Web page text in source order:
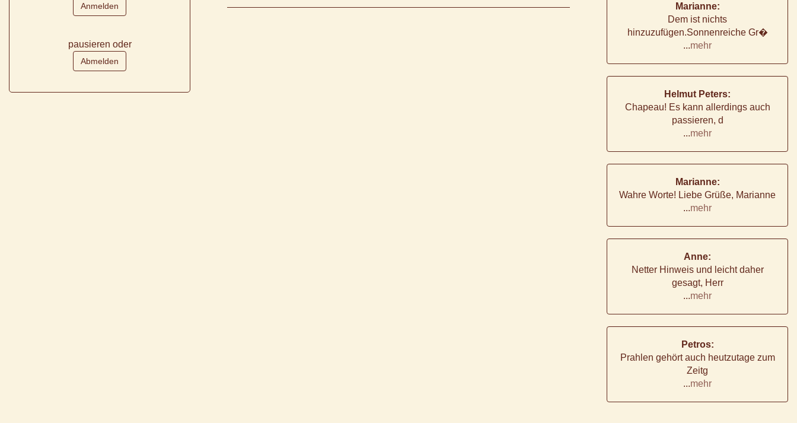
pausieren oder
Marianne:
Dem ist nichts
hinzuzufügen.Sonnenreiche Gr�
...mehr
Helmut Peters:
Chapeau! Es kann allerdings auch
passieren, d
...mehr
Marianne:
Wahre Worte! Liebe Grüße, Marianne
...mehr
Anne:
Netter Hinweis und leicht daher
gesagt, Herr
...mehr
Petros:
Prahlen gehört auch heutzutage zum
Zeitg
...mehr